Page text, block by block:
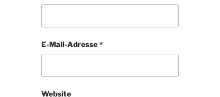
E-Mail-Adresse*
Website